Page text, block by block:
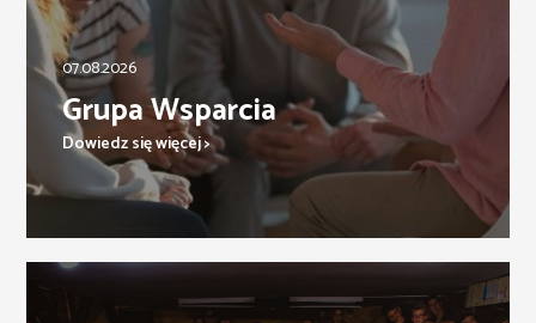
07.08.2026
Grupa Wsparcia
Dowiedz się więcej >